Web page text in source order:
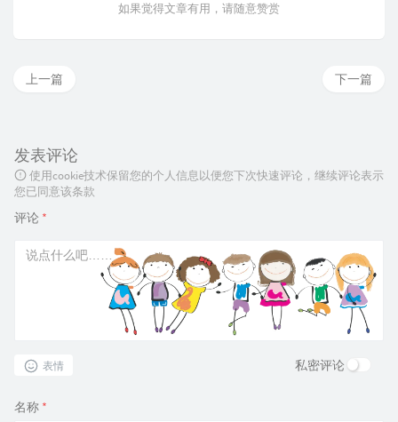
如果觉得文章有用，请随意赞赏
下一篇
上一篇
发表评论
使用cookie技术保留您的个人信息以便您下次快速评论，继续评论表示
您已同意该条款
评论 *
表情 私密评论
名称 *